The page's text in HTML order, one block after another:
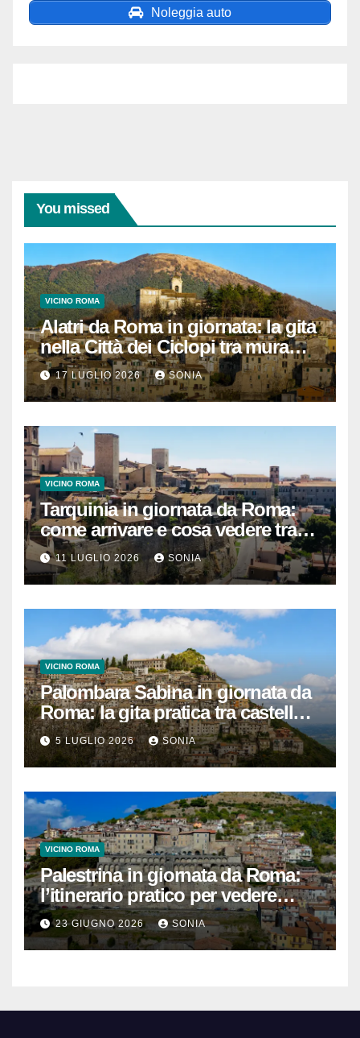
Noleggia auto
You missed
VICINO ROMA
Alatri da Roma in giornata: la gita
nella Città dei Ciclopi tra mura
megalitiche, vicoli medievali e
panorami di Ciociaria
17 LUGLIO 2026 SONIA
VICINO ROMA
Tarquinia in giornata da Roma:
come arrivare e cosa vedere tra
necropoli etrusca, museo e
centro storico
11 LUGLIO 2026 SONIA
VICINO ROMA
Palombara Sabina in giornata da
Roma: la gita pratica tra castello,
vicoli e Terme di Cretone
5 LUGLIO 2026 SONIA
VICINO ROMA
Palestrina in giornata da Roma:
l’itinerario pratico per vedere
Santuario, Museo e centro
storico
23 GIUGNO 2026 SONIA